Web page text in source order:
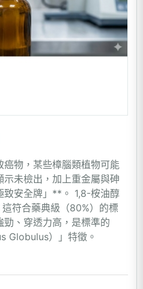
物，某些樟腦類植物可能
未檢出，加上重金屬與砷
安全牌」**。 1,8-桉油醇
符合藥典級（80%）的標
、穿透力高，是標準的
Globulus）」特徵。